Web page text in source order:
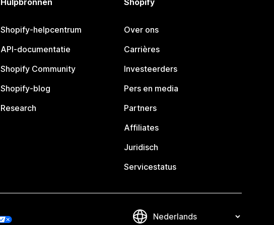
Hulpbronnen
Shopify-helpcentrum
API-documentatie
Shopify Community
Shopify-blog
Research
Shopify
Over ons
Carrières
Investeerders
Pers en media
Partners
Affiliates
Juridisch
Servicestatus